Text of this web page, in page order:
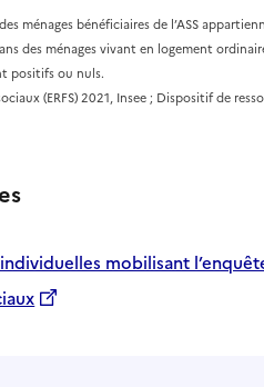
ménages bénéficiaires de l’ASS
des ménages vivant en logement
positifs ou nuls.
(ERFS) 2021, Insee ; Dispositif de
mobilisant